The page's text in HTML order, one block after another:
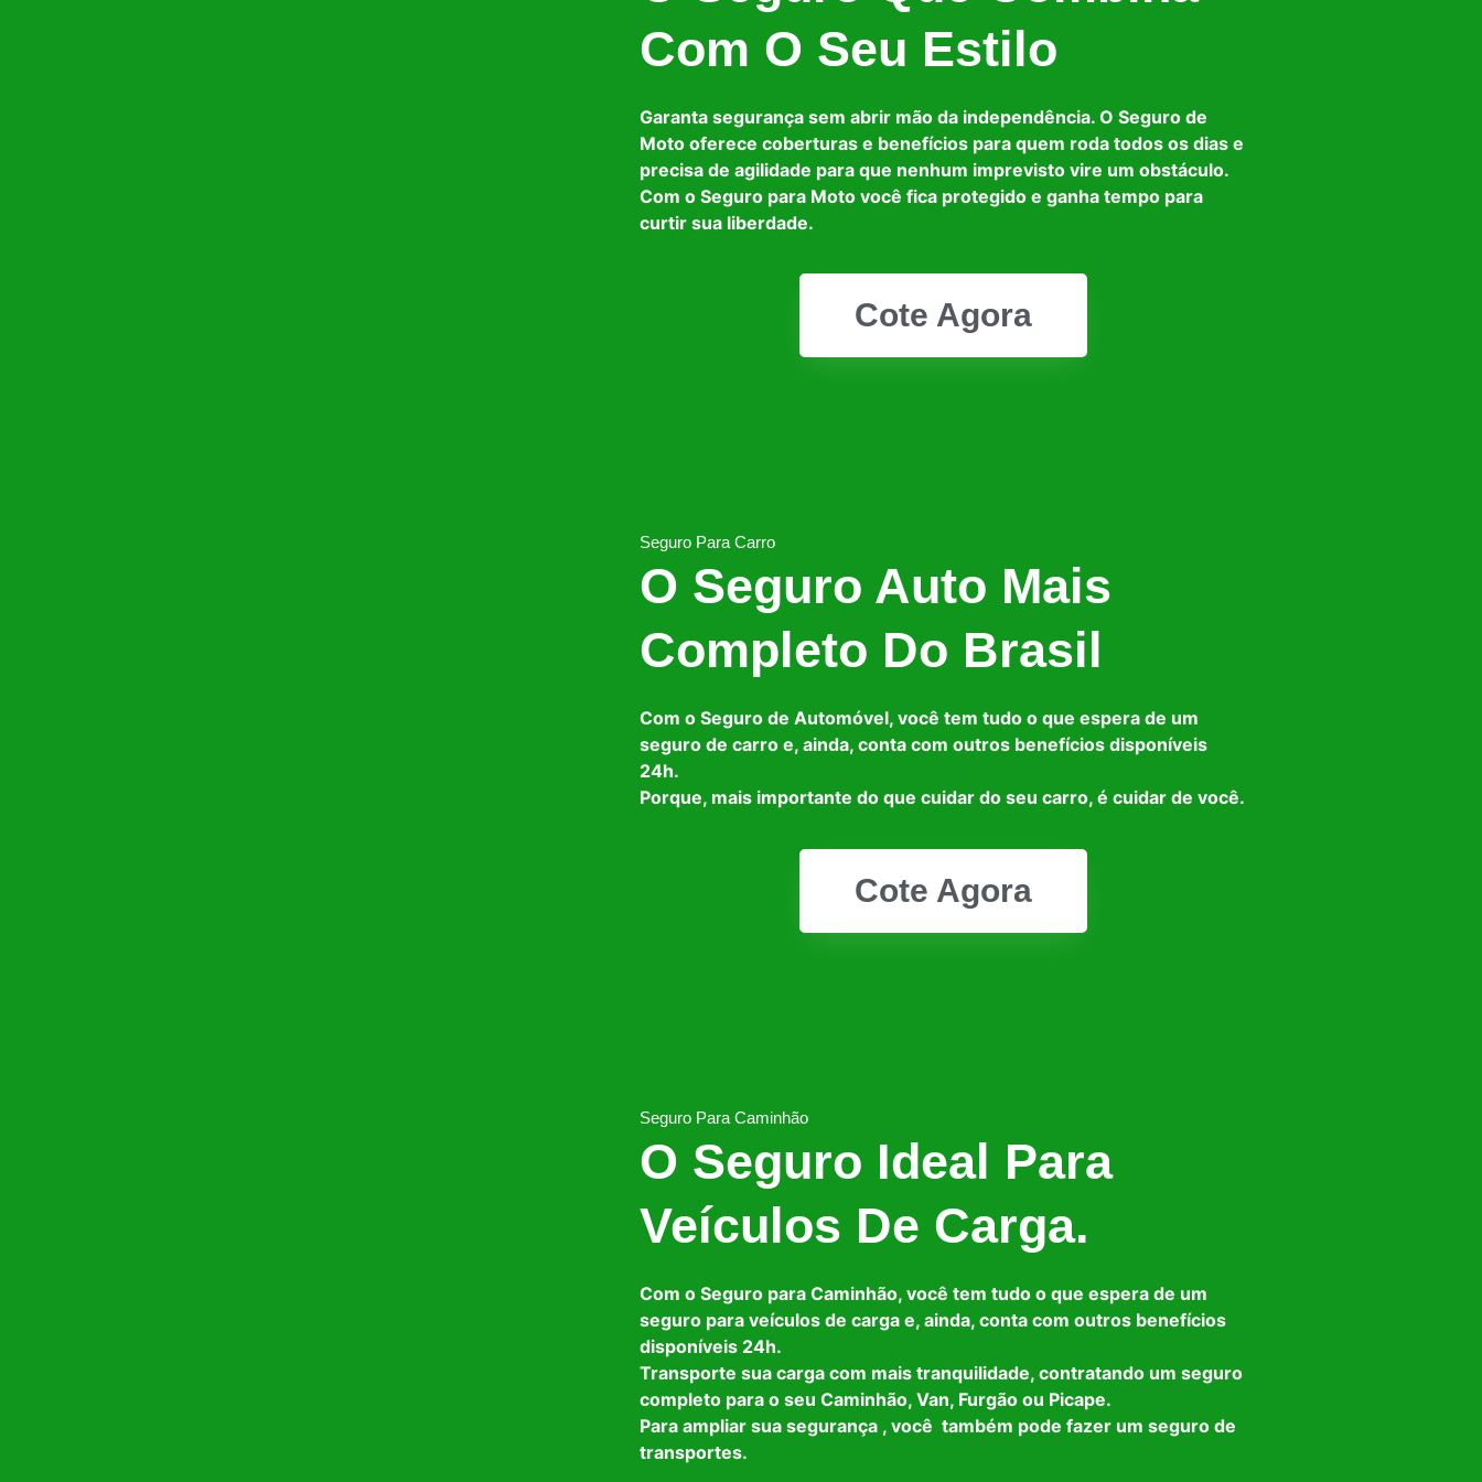
Com O Seu Estilo
Garanta segurança sem abrir mão da independência. O Seguro de
Moto oferece coberturas e benefícios para quem roda todos os dias e
precisa de agilidade para que nenhum imprevisto vire um obstáculo.
Com o Seguro para Moto você fica protegido e ganha tempo para
curtir sua liberdade.
Cote Agora
Seguro Para Carro
O Seguro Auto Mais
Completo Do Brasil
Com o Seguro de Automóvel, você tem tudo o que espera de um
seguro de carro e, ainda, conta com outros benefícios disponíveis
24h.
Porque, mais importante do que cuidar do seu carro, é cuidar de você.
Cote Agora
Seguro Para Caminhão
O Seguro Ideal Para
Veículos De Carga.
Com o Seguro para Caminhão, você tem tudo o que espera de um
seguro para veículos de carga e, ainda, conta com outros benefícios
disponíveis 24h.
Transporte sua carga com mais tranquilidade, contratando um seguro
completo para o seu Caminhão, Van, Furgão ou Picape.
Para ampliar sua segurança , você também pode fazer um seguro de
transportes.